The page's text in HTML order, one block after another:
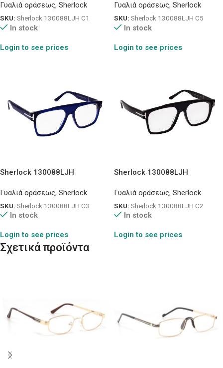
Γυαλιά οράσεως, Sherlock
SKU: Sherlock 130088LJH C1
In stock
Login to see prices
Γυαλιά οράσεως, Sherlock
SKU: Sherlock 130088LJH C5
In stock
Login to see prices
Sherlock 130088LJH
Γυαλιά οράσεως, Sherlock
SKU: Sherlock 130088LJH C3
In stock
Login to see prices
Sherlock 130088LJH
Γυαλιά οράσεως, Sherlock
SKU: Sherlock 130088LJH C2
In stock
Login to see prices
Σχετικά προϊόντα